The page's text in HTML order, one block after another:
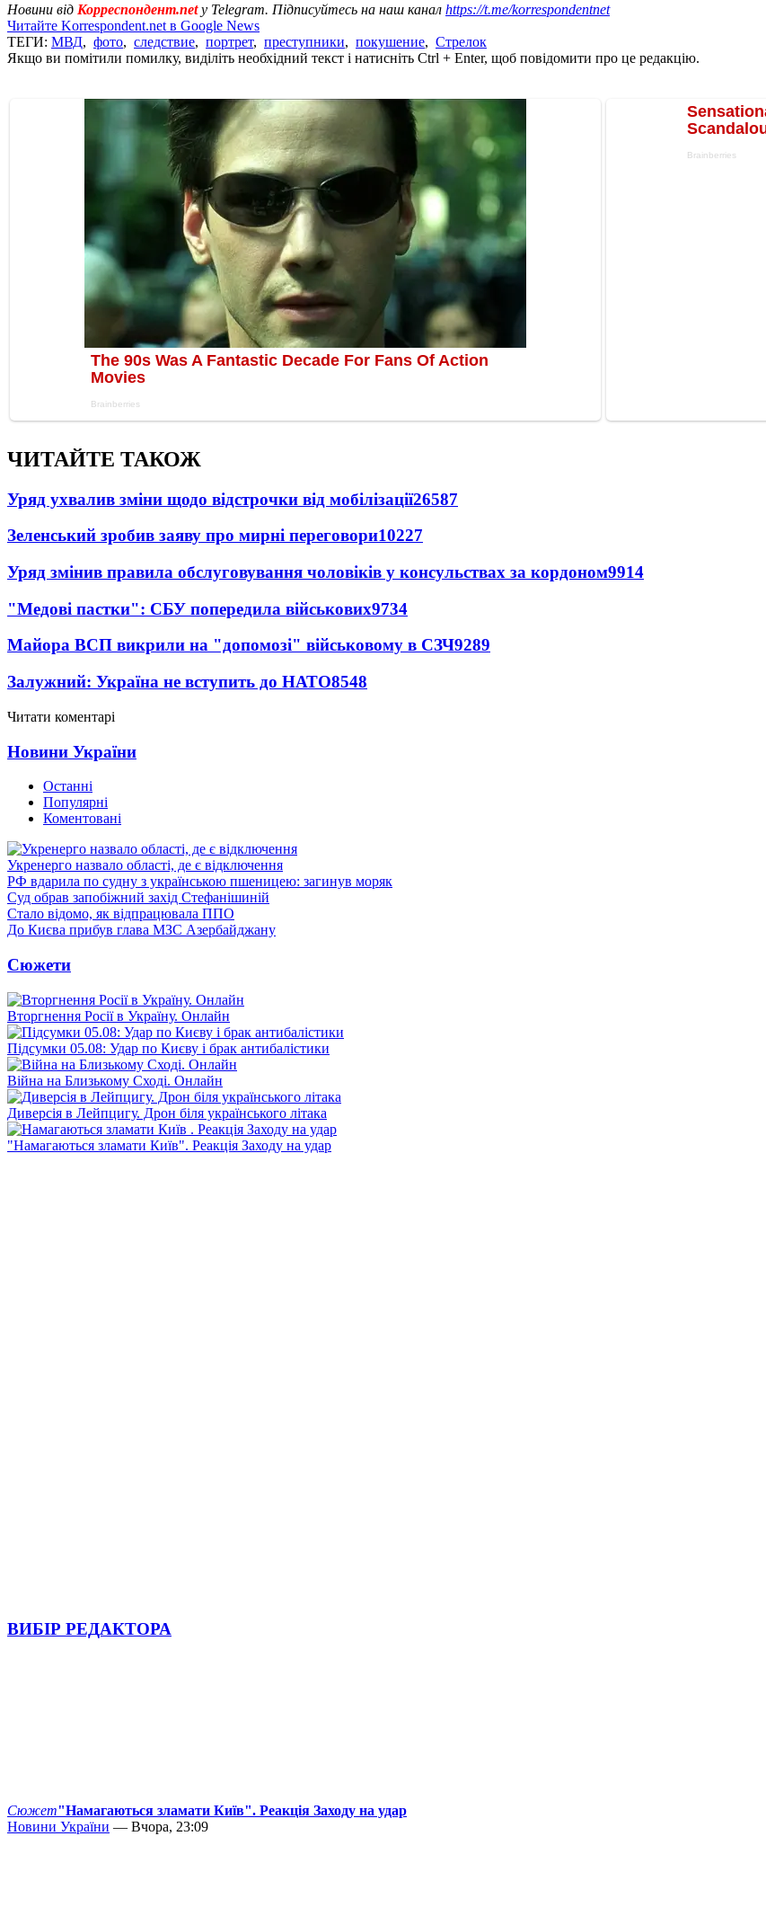
Новини від Корреспондент.netу Telegram. Підписуйтесь на наш канал https://t.me/korrespondentnet
Читайте Korrespondent.net в Google News
ТЕГИ: МВД, фото, следствие, портрет, преступники, покушение, Стрелок
Якщо ви помітили помилку, виділіть необхідний текст і натисніть Ctrl + Enter, щоб повідомити про це редакцію.
ЧИТАЙТЕ ТАКОЖ
Уряд ухвалив зміни щодо відстрочки від мобілізації26587
Зеленський зробив заяву про мирні переговори10227
Уряд змінив правила обслуговування чоловіків у консульствах за кордоном9914
"Медові пастки": СБУ попередила військових9734
Майора ВСП викрили на "допомозі" військовому в СЗЧ9289
Залужний: Україна не вступить до НАТО8548
Читати коментарі
Новини України
Останні
Популярні
Коментовані
Укренерго назвало області, де є відключення
РФ вдарила по судну з українською пшеницею: загинув моряк
Суд обрав запобіжний захід Стефанішиній
Стало відомо, як відпрацювала ППО
До Києва прибув глава МЗС Азербайджану
Сюжети
Вторгнення Росії в Україну. Онлайн
Підсумки 05.08: Удар по Києву і брак антибалістики
Війна на Близькому Сході. Онлайн
Диверсія в Лейпцигу. Дрон біля українського літака
"Намагаються зламати Київ". Реакція Заходу на удар
ВИБІР РЕДАКТОРА
Сюжет"Намагаються зламати Київ". Реакція Заходу на удар
Новини України — Вчора, 23:09